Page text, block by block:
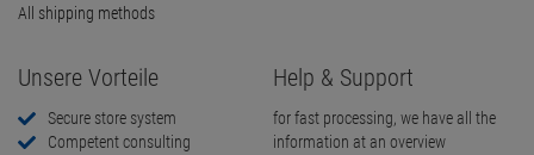
All shipping methods
Unsere Vorteile
Secure store system
Competent consulting
Help & Support
for fast processing, we have all the
information at an overview